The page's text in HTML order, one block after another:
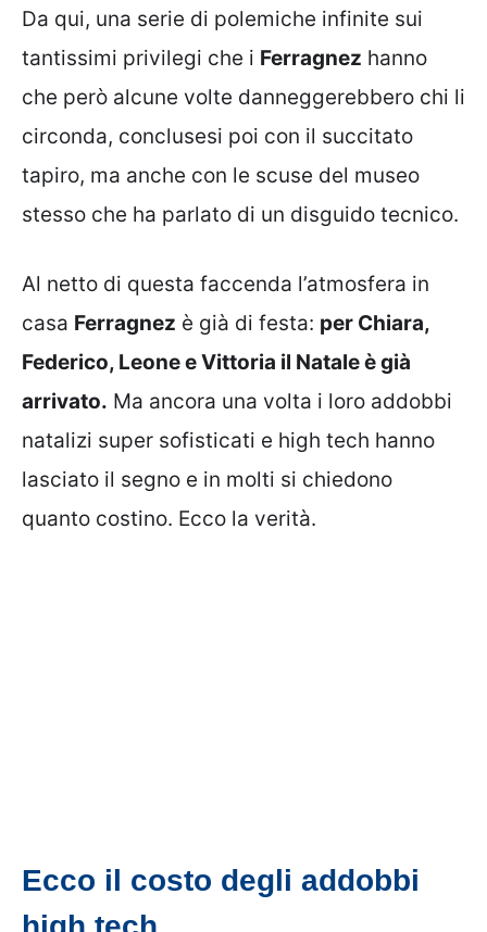
Da qui, una serie di polemiche infinite sui
tantissimi privilegi che i Ferragnez hanno
che però alcune volte danneggerebbero chi li
circonda, conclusesi poi con il succitato
tapiro, ma anche con le scuse del museo
stesso che ha parlato di un disguido tecnico.
Al netto di questa faccenda l’atmosfera in
casa Ferragnez è già di festa: per Chiara,
Federico, Leone e Vittoria il Natale è già
arrivato. Ma ancora una volta i loro addobbi
natalizi super sofisticati e high tech hanno
lasciato il segno e in molti si chiedono
quanto costino. Ecco la verità.
Ecco il costo degli addobbi